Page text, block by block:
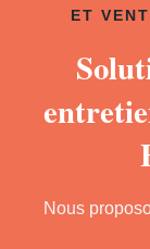
ET
Nous